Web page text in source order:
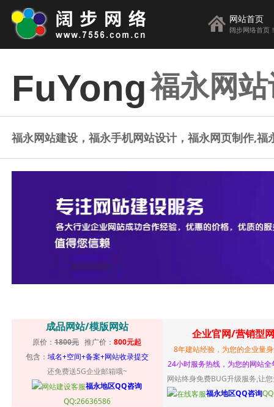
网站首页
阔步网络首页
FuYong福永网
福永网站建设，福永手机网站设计，福永网页制作,福
成品网站/模版网站
原价： 1800元 推广价： 800元起
包含： 域名+空间+备案+网站收录提交
还免费送5G企业邮箱哦~
福永地区QQ咨询
QQ:26636586
企业官网/营销型
8年建站经验，为您的企业量
24小时服务热线，为您的网站全
网站终身免费BUG升级服务,让
福永地区QQ咨询